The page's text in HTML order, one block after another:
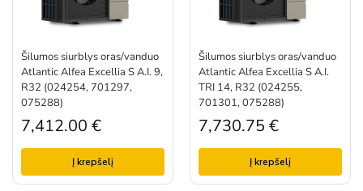
Šilumos siurblys oras/vanduo
Atlantic Alfea Excellia S A.I. 9,
R32 (024254, 701297,
075288)
7,412.00 €
Į krepšelį
Šilumos siurblys oras/vanduo
Atlantic Alfea Excellia S A.I.
TRI 14, R32 (024255,
701301, 075288)
7,730.75 €
Į krepšelį